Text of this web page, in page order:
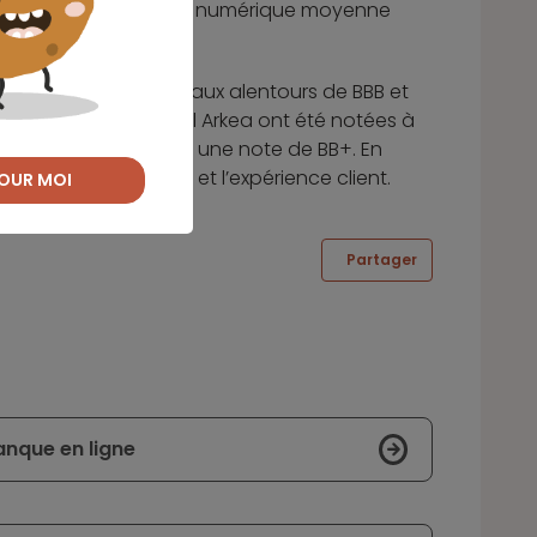
expérience client numérique moyenne
obtenu des notes aux alentours de BBB et
HSBC, Crédit Mutuel Arkea ont été notées à
et le CIC ont relevé une note de BB+. En
numérique et l’expérience client.
Partager
en ligne
MOI